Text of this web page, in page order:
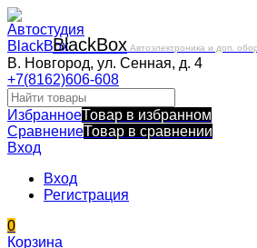
BlackBox Автоэлектроника и доп.
В. Новгород, ул. Сенная, д. 4
+7(8162)606-608
ИзбранноеТовар в избранном
СравнениеТовар в сравнении
Вход
Вход
Регистрация
0
Корзина